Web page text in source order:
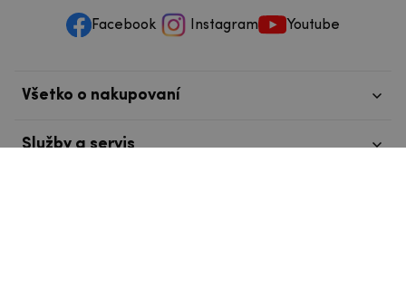
Facebook Instagram Youtube
Všetko o nakupovaní
Služby a servis